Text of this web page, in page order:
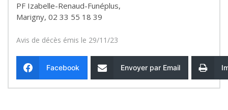
PF Izabelle-Renaud-Funéplus,
Marigny, 02 33 55 18 39
Avis de décès émis le 29/11/23
Facebook Envoyer par Email